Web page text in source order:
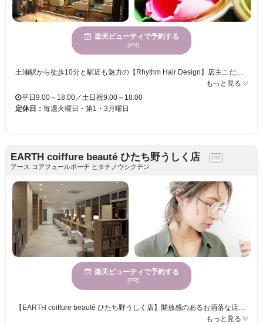
楽天ビューティで予約する
[PR]
土浦駅から徒歩10分と駅近も魅力の【Rhythm Hair Design】店主こだわりの古風な雰囲気の店内は、心身ともに安らぎ癒される空間で、10代～70代まで男女問わず幅広い年齢層の方々に愛されているサロンです♪それぞれの世代ひとりひとりの個性に合わせたヘアスタイルを提案してくれ、もちろんご要望も取り入れた想像以上の仕上がりに満足の声も多数◎ 【Rhythm】のオススメは毛質やクセに合わせて、扱いやすい髪に仕上げる自慢のカット！クセ毛でお悩みのあなたの髪もRhythmでチャームポイントに変えてみませんか？また、マッサージ付のパーマメニューは業界最高値のダメージ処理剤も含まれているので、ダメージの気になる方も安心してご利用頂けます♪独自開発のトリートメントシステムも好評ですので一度お試しください★ キッズスペースも完備しておりますのでお子様連れ、ご家族でのご来店も大丈夫♪気さくで明るいスタッフが揃う【Rhythm】一度行ったらまた行きたくなる♪そんなサロンです。。。
もっと見る
平日9:00～18:00／土日祝9:00～18:00
定休日： 毎週火曜日・第1・3月曜日
EARTH coiffure beauté ひたち野うしく店
アース コアフュールボーテ ヒタチノウシクテン
楽天ビューティで予約する
[PR]
【EARTH coiffure beauté ひたち野うしく店】開放感のあるお洒落な店内で、磨き抜かれた技術が味わえます♪ お客様一人ひとりへの丁寧なカウンセリングが魅力的★ベテランの実力派スタイリスト多数在籍！トレンドをプラスして、セルフスタイリングが楽になる再現性の高いスタイルに♪ 【EARTH coiffure beauté ひたち野うしく店】で、キレイへの近道を見つけませんか？
もっと見る